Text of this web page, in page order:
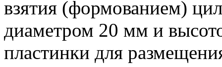
взятия (формованием)
диаметром 20 мм и
пластинки для